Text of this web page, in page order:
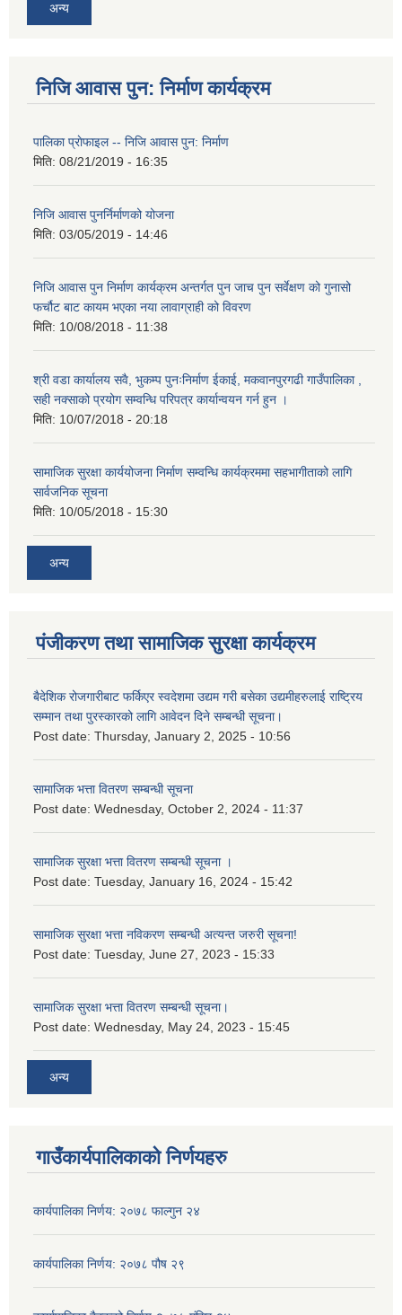
अन्य
निजि आवास पुन: निर्माण कार्यक्रम
पालिका प्राेफाइल -- निजि आवास पुन: निर्माण
मिति: 08/21/2019 - 16:35
निजि आवास पुनर्निर्माणको योजना
मिति: 03/05/2019 - 14:46
निजि आवास पुन निर्माण कार्यक्रम अन्तर्गत पुन जाच पुन सर्वेक्षण को गुनासो
फर्चौट बाट कायम भएका नया लावाग्राही को विवरण
मिति: 10/08/2018 - 11:38
श्री वडा कार्यालय सवै, भुकम्प पुनःनिर्माण ईकाई, मकवानपुरगढी गाउँपालिका ,
सही नक्साको प्रयोग सम्वन्धि परिपत्र कार्यान्वयन गर्न हुन ।
मिति: 10/07/2018 - 20:18
सामाजिक सुरक्षा कार्ययोजना निर्माण सम्वन्धि कार्यक्रममा सहभागीताको लागि
सार्वजनिक सूचना
मिति: 10/05/2018 - 15:30
अन्य
पंजीकरण तथा सामाजिक सुरक्षा कार्यक्रम
बैदेशिक रोजगारीबाट फर्किएर स्वदेशमा उद्यम गरी बसेका उद्यमीहरुलाई राष्‍ट्रिय
सम्मान तथा पुरस्कारको लागि आवेदन दिने सम्बन्धी सूचना।
Post date: Thursday, January 2, 2025 - 10:56
सामाजिक भत्ता वितरण सम्बन्धी सूचना
Post date: Wednesday, October 2, 2024 - 11:37
सामाजिक सुरक्षा भत्ता वितरण सम्बन्धी सूचना ।
Post date: Tuesday, January 16, 2024 - 15:42
सामाजिक सुरक्षा भत्ता नविकरण सम्बन्धी अत्यन्त जरुरी सूचना!
Post date: Tuesday, June 27, 2023 - 15:33
सामाजिक सुरक्षा भत्ता वितरण सम्बन्धी सूचना।
Post date: Wednesday, May 24, 2023 - 15:45
अन्य
गाउँकार्यपालिकाको निर्णयहरु
कार्यपालिका निर्णय: २०७८ फाल्गुन २४
कार्यपालिका निर्णय: २०७८ पौष २९